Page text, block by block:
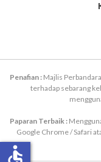
Penafian : Majlis
terhadap sebarang
Paparan Terbaik :
Google Chrome / Safari
accessible